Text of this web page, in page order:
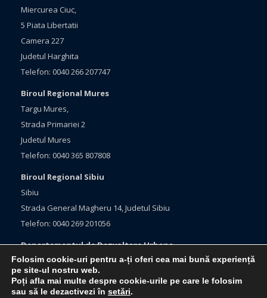
Miercurea Ciuc,
5 Piata Libertatii
Camera 227
Judetul Harghita
Telefon: 0040 266 207747
Biroul Regional Mures
Targu Mures,
Strada Primariei 2
Judetul Mures
Telefon: 0040 365 807808
Biroul Regional Sibiu
Sibiu
Strada General Magheru 14, Judetul Sibiu
Telefon: 0040 269 201056
Departamentul de Dezvoltare Urbana
Brasov, Bulevardul Eroilor 33
Judetul Brasov
Telefon: 0040 368 415760
Folosim cookie-uri pentru a-ți oferi cea mai bună experiență
pe site-ul nostru web.
Poți afla mai multe despre cookie-urile pe care le folosim
sau să le dezactivezi în setări.